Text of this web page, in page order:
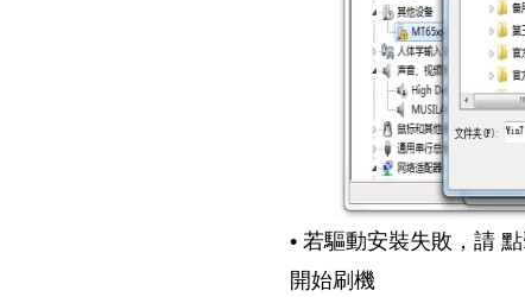
• 若驅動安裝失敗，請 點
開始刷機